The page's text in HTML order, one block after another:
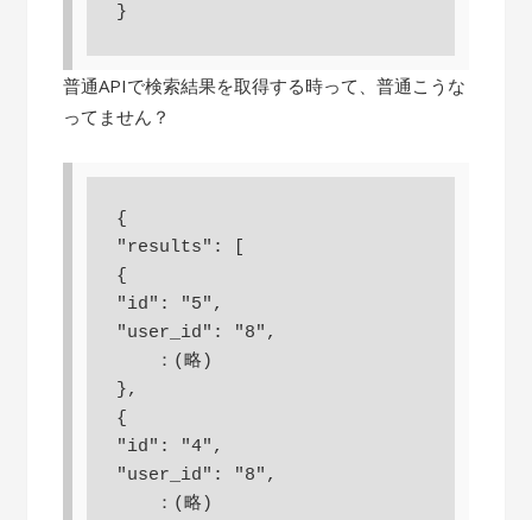
}
普通APIで検索結果を取得する時って、普通こうな
ってません？
{
"results": [
{
"id": "5",
"user_id": "8",
：(略)
},
{
"id": "4",
"user_id": "8",
：(略)